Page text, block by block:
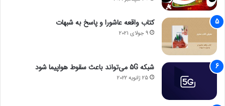
کتاب واقعه عاشورا و پاسخ به شبهات
9 جولای 2021
شبکه 5G می‌تواند باعث سقوط هواپیما شود
25 ژانویه 2022